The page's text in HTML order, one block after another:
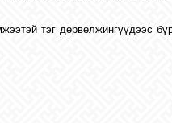
тэг дөрвөлжингүүдээс